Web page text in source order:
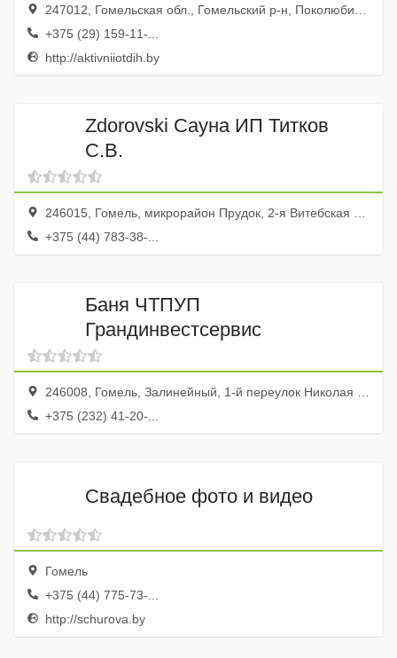
247012, Гомельская обл., Гомельский р-н, Поколюбичи дер., ул. Октябрьская, 114
+375 (29) 159-11-...
http://aktivniiotdih.by
Zdorovski Сауна ИП Титков
С.В.
246015, Гомель, микрорайон Прудок, 2-я Витебская улица, 30
+375 (44) 783-38-...
Баня ЧТПУП
Грандинвестсервис
246008, Гомель, Залинейный, 1-й переулок Николая Островского, 1
+375 (232) 41-20-...
Свадебное фото и видео
Гомель
+375 (44) 775-73-...
http://schurova.by